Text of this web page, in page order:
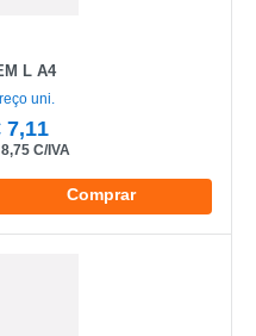
L A4
uni.
7,11
8,75 C/IVA
Comprar